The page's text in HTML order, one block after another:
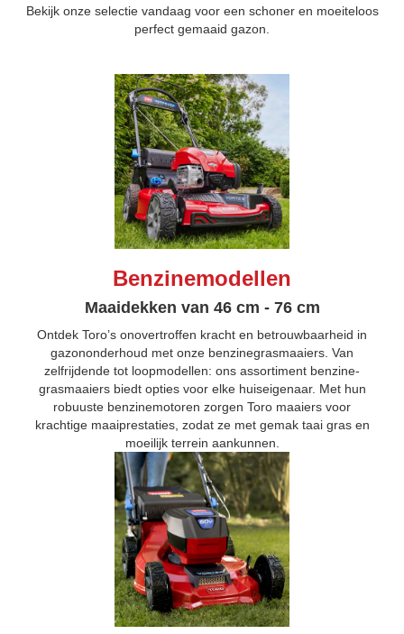
Bekijk onze selectie vandaag voor een schoner en moeiteloos
perfect gemaaid gazon.
Benzinemodellen
Maaidekken van 46 cm - 76 cm
Ontdek Toro’s onovertroffen kracht en betrouwbaarheid in
gazononderhoud met onze benzinegrasmaaiers. Van
zelfrijdende tot loopmodellen: ons assortiment benzine­
grasmaaiers biedt opties voor elke huiseigenaar. Met hun
robuuste benzinemotoren zorgen Toro maaiers voor
krachtige maaiprestaties, zodat ze met gemak taai gras en
moeilijk terrein aankunnen.